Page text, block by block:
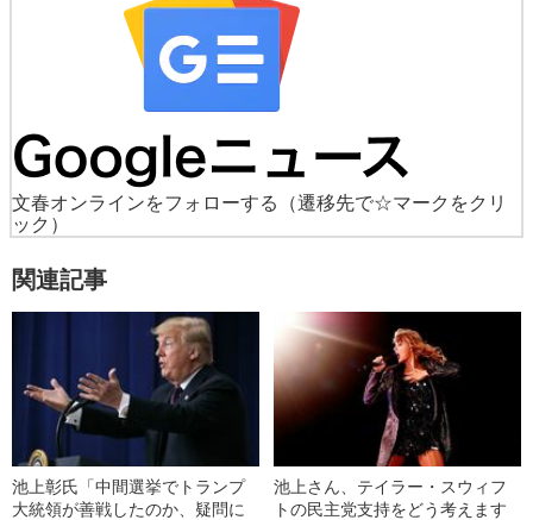
文春オンラインをフォローする
（遷移先で☆マークをクリ
ック）
関連記事
池上彰氏「中間選挙でトランプ
大統領が善戦したのか、疑問に
池上さん、テイラー・スウィフ
トの民主党支持をどう考えます